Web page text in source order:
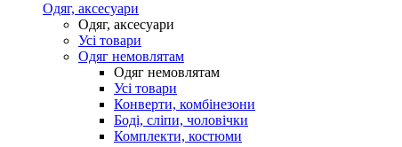
Одяг, аксесуари
Одяг, аксесуари
Усі товари
Одяг немовлятам
Одяг немовлятам
Усі товари
Конверти, комбінезони
Боді, сліпи, чоловічки
Комплекти, костюми